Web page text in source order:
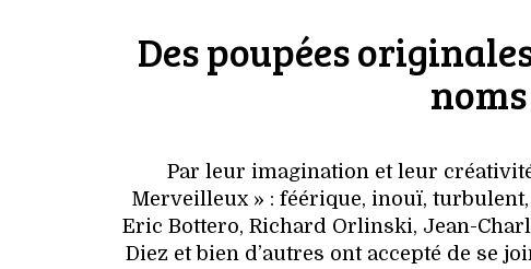
Des poupées
Par leur imagination et leur
Merveilleux » : féérique, inouï,
Eric Bottero, Richard Orlinski, Jean-­
Diez et bien d’autres ont accepté de se